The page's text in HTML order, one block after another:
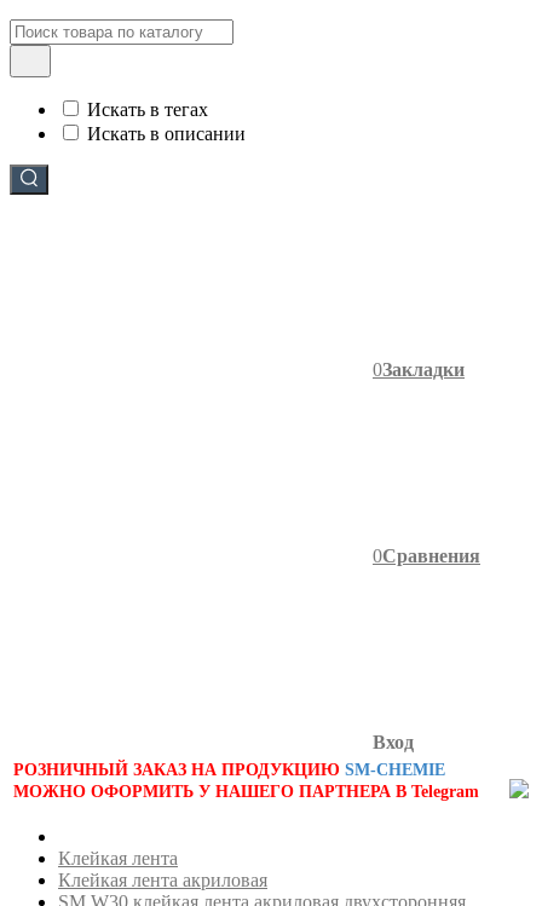
Искать в тегах
Искать в описании
0Закладки
0Сравнения
Вход
РОЗНИЧНЫЙ ЗАКАЗ НА ПРОДУКЦИЮ SM-CHEMIE
МОЖНО ОФОРМИТЬ У НАШЕГО ПАРТНЕРА В Telegram
Клейкая лента
Клейкая лента акриловая
SM W30 клейкая лента акриловая двухсторонняя